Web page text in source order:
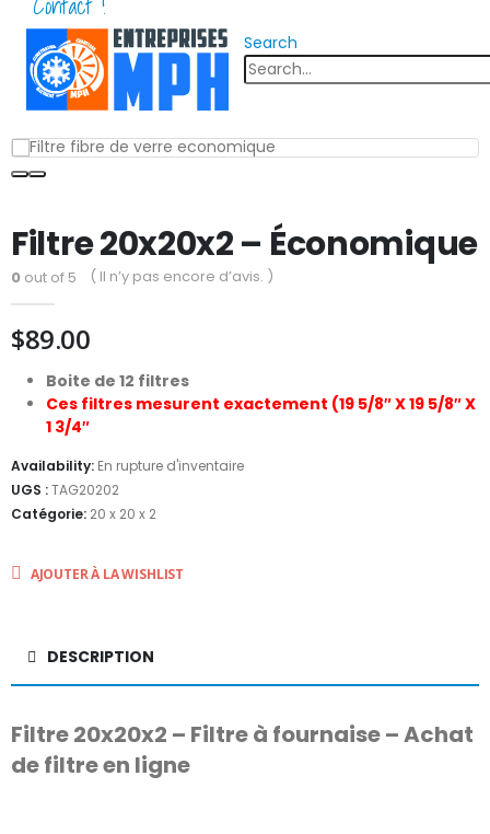
Search
Filtre 20x20x2 – Économique
0 out of 5 ( Il n’y pas encore d’avis. )
$89.00
Boite de 12 filtres
Ces filtres mesurent exactement (19 5/8″ X 19 5/8″ X
1 3/4″
Availability: En rupture d'inventaire
UGS :TAG20202
Catégorie: 20 x 20 x 2
AJOUTER À LA WISHLIST
DESCRIPTION
Filtre 20x20x2 – Filtre à fournaise – Achat
de filtre en ligne